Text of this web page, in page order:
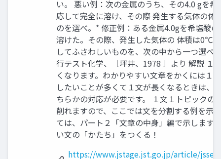
い。 悪い例：次の金属のうち、その4.0 gを
応して完全に溶け、その際 発生する気体の
のを選べ。* 修正例：ある金属4.0gを希塩酸
溶けた。その際、発生した気体の 体積は0℃
してふさわしいものを、次の中から一つ選べ
行テスト化学、［坪井、1978 ］より 解説 １
くなります。わかりやすい文章をかくには１
したいことが多くて１文が長くなるときは、
ちらかの対応が必要です。 １文１トピックの
削れますので、ここでは文を分割する例を示
ては、パート２「文章の中身」編で示します
い文の「かたち」をつくる！
https://www.jstage.jst.go.jp/article/